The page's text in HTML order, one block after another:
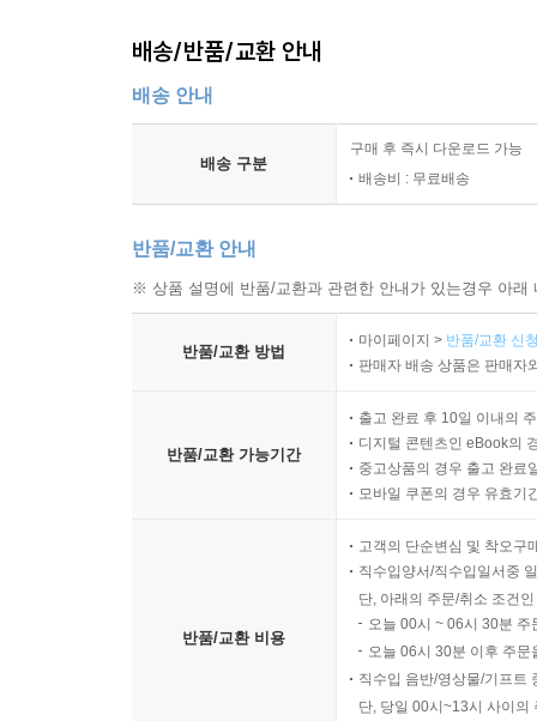
배송/반품/교환 안내
배송 안내
배송 구분
구매 후 즉시 다운로드 가능
배송비 : 무료배송
반품/교환 안내
※ 상품 설명에 반품/교환과 관련한 안내가 있는경우 아
반품/교환 방법
마이페이지 > 반품/교환 신
판매자 배송 상품은 판매자
반품/교환 가능기간
출고 완료 후 10일 이내의
디지털 콘텐츠인 eBook의
중고상품의 경우 출고 완료
모바일 쿠폰의 경우 유효기
반품/교환 비용
고객의 단순변심 및 착오구
직수입양서/직수입일서중
단, 아래의 주문/취소 조건
오늘 00시 ~ 06시 30분
오늘 06시 30분 이후 주
직수입 음반/영상물/기프트
단, 당일 00시~13시 사이의